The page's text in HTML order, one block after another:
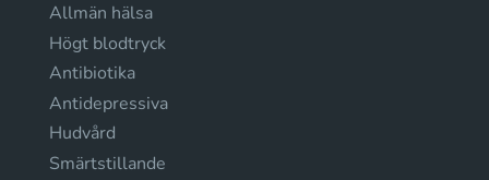
Allmän hälsa
Högt blodtryck
Antibiotika
Antidepressiva
Hudvård
Smärtstillande